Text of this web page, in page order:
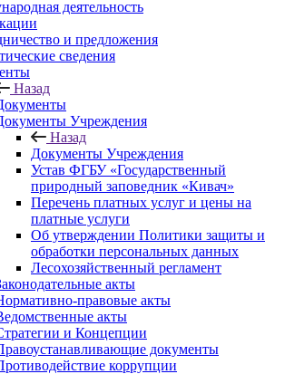
деятельность
и предложения
сведения
Назад
Учреждения
Назад
Документы Учреждения
Устав ФГБУ «Государственный
природный заповедник «Кивач»
Перечень платных услуг и цены на
платные услуги
Об утверждении Политики защиты и
обработки персональных данных
Лесохозяйственный регламент
акты
правовые акты
акты
и Концепции
документы
коррупции